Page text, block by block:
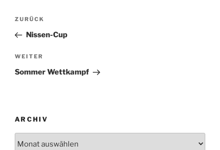
Beitragsnavigation
Vorheriger
Beitrag
ZURÜCK
Nissen-Cup
Nächster
Beitrag
WEITER
Sommer Wettkampf
ARCHIV